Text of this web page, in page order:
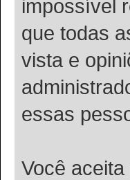
impossível
que todas
vista e
essas
Você aceita